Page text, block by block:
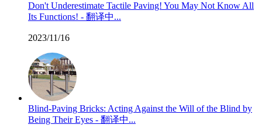
Don't Underestimate Tactile Paving! You May Not Know All
Its Functions! - 翻译中...
2023/11/16
Blind-Paving Bricks: Acting Against the Will of the Blind by
Being Their Eyes - 翻译中...